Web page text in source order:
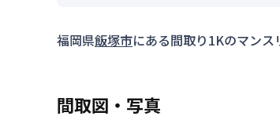
福岡県飯塚市にある間取り1Kのマンス
間取図・写真